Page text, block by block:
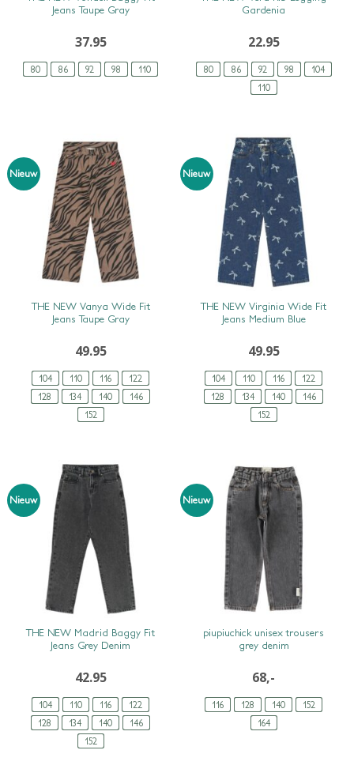
80 86 92 98 110
Jeans Taupe Gray
37.95
80 86 92 98
104
110
Gardenia
22.95
Nieuw
SNEL BEKIJKEN
104 110 116
122
128
134 140
146
152
THE NEW Vanya Wide Fit
Jeans Taupe Gray
49.95
Nieuw
SNEL BEKIJKEN
104 110 116
122
128
134 140
146
152
THE NEW Virginia Wide Fit
Jeans Medium Blue
49.95
Nieuw
SNEL BEKIJKEN
104 110 116
122
128
134 140
146
152
THE NEW Madrid Baggy Fit
Jeans Grey Denim
42.95
Nieuw
SNEL BEKIJKEN
116 128 140
152
164
piupiuchick unisex trousers
grey denim
68,-